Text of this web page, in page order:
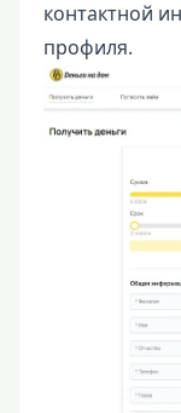
контактной
профиля.